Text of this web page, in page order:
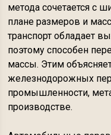
метода сочетается с
плане размеров и
транспорт обладает
поэтому способен
массы. Этим
железнодорожных
промышленности,
производстве.